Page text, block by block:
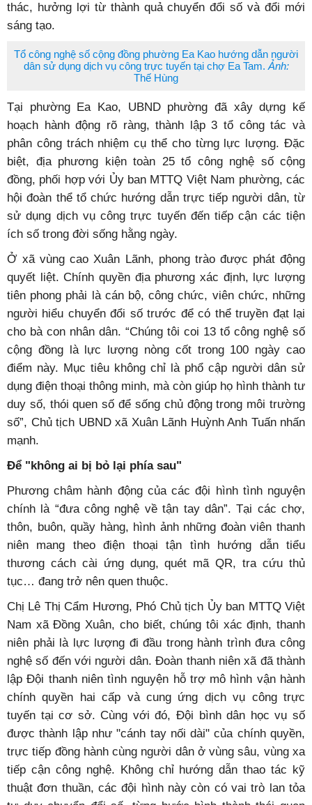
thác, hưởng lợi từ thành quả chuyển đổi số và đổi mới
sáng tạo.
Tổ công nghệ số cộng đồng phường Ea Kao hướng dẫn người
dân sử dụng dịch vụ công trực tuyến tại chợ Ea Tam. Ảnh:
Thế Hùng
Tại phường Ea Kao, UBND phường đã xây dựng kế
hoạch hành động rõ ràng, thành lập 3 tổ công tác và
phân công trách nhiệm cụ thể cho từng lực lượng. Đặc
biệt, địa phương kiện toàn 25 tổ công nghệ số cộng
đồng, phối hợp với Ủy ban MTTQ Việt Nam phường, các
hội đoàn thể tổ chức hướng dẫn trực tiếp người dân, từ
sử dụng dịch vụ công trực tuyến đến tiếp cận các tiện
ích số trong đời sống hằng ngày.
Ở xã vùng cao Xuân Lãnh, phong trào được phát động
quyết liệt. Chính quyền địa phương xác định, lực lượng
tiên phong phải là cán bộ, công chức, viên chức, những
người hiểu chuyển đổi số trước để có thể truyền đạt lại
cho bà con nhân dân. “Chúng tôi coi 13 tổ công nghệ số
cộng đồng là lực lượng nòng cốt trong 100 ngày cao
điểm này. Mục tiêu không chỉ là phổ cập người dân sử
dụng điện thoại thông minh, mà còn giúp họ hình thành tư
duy số, thói quen số để sống chủ động trong môi trường
số”, Chủ tịch UBND xã Xuân Lãnh Huỳnh Anh Tuấn nhấn
mạnh.
Để "không ai bị bỏ lại phía sau"
Phương châm hành động của các đội hình tình nguyện
chính là “đưa công nghệ về tận tay dân”. Tại các chợ,
thôn, buôn, quầy hàng, hình ảnh những đoàn viên thanh
niên mang theo điện thoại tận tình hướng dẫn tiểu
thương cách cài ứng dụng, quét mã QR, tra cứu thủ
tục… đang trở nên quen thuộc.
Chị Lê Thị Cẩm Hương, Phó Chủ tịch Ủy ban MTTQ Việt
Nam xã Đồng Xuân, cho biết, chúng tôi xác định, thanh
niên phải là lực lượng đi đầu trong hành trình đưa công
nghệ số đến với người dân. Đoàn thanh niên xã đã thành
lập Đội thanh niên tình nguyện hỗ trợ mô hình vận hành
chính quyền hai cấp và cung ứng dịch vụ công trực
tuyến tại cơ sở. Cùng với đó, Đội bình dân học vụ số
được thành lập như "cánh tay nối dài" của chính quyền,
trực tiếp đồng hành cùng người dân ở vùng sâu, vùng xa
tiếp cận công nghệ. Không chỉ hướng dẫn thao tác kỹ
thuật đơn thuần, các đội hình này còn có vai trò lan tỏa